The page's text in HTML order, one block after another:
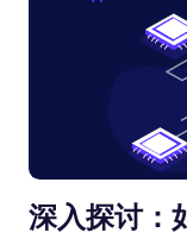
深入探讨：